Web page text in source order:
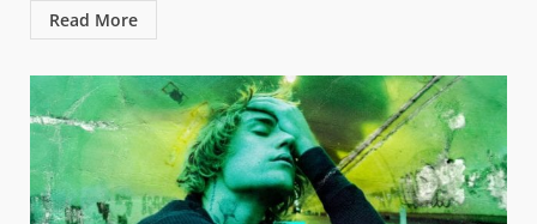
Read More